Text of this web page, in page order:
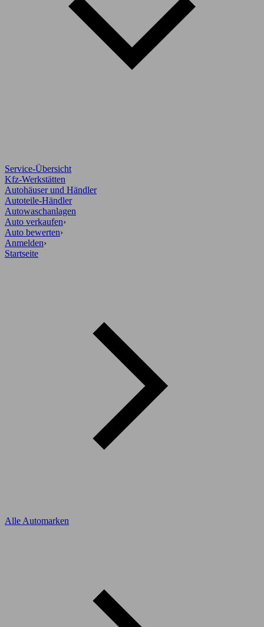
Service-Übersicht
Kfz-Werkstätten
Autohäuser und Händler
Autoteile-Händler
Autowaschanlagen
Auto verkaufen›
Auto bewerten›
Anmelden›
Startseite
Alle Automarken